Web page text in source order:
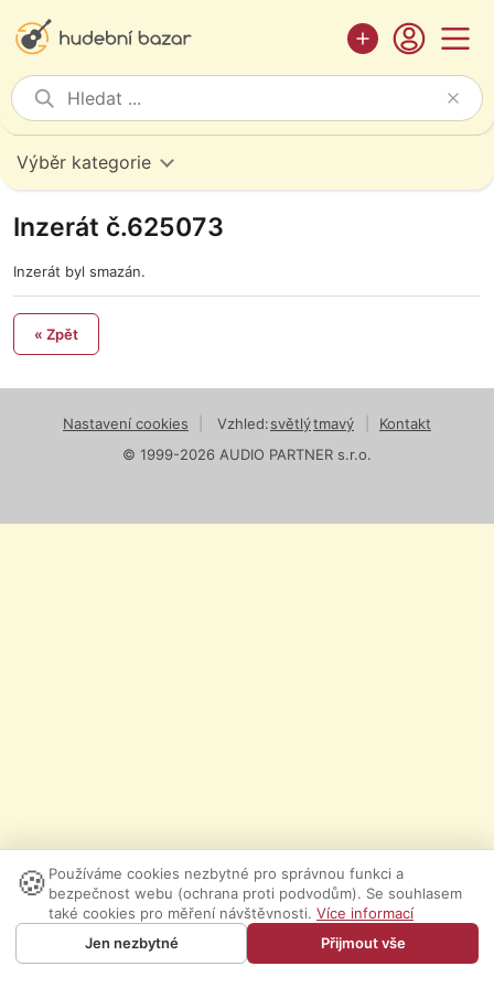
Výběr kategorie
Inzerát č.625073
Inzerát byl smazán.
« Zpět
Nastavení cookies Vzhled:světlýtmavý
Kontakt
© 1999-2026 AUDIO PARTNER s.r.o.
🍪 Používáme cookies nezbytné pro správnou funkci a
bezpečnost webu (ochrana proti podvodům). Se souhlasem
také cookies pro měření návštěvnosti. Více informací
Jen nezbytné
Přijmout vše